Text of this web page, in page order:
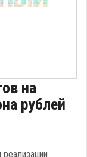
на
рублей